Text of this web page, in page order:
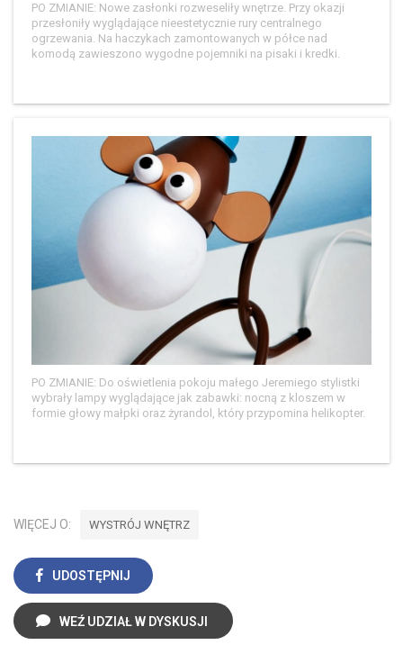
PO ZMIANIE: Nowe zasłonki rozweseliły wnętrze. Przy okazji
przesłoniły wyglądające nieestetycznie rury centralnego
ogrzewania. Na haczykach zamontowanych w półce nad
komodą zawieszono wygodne pojemniki na pisaki i kredki.
PO ZMIANIE: Do oświetlenia pokoju małego Jeremiego stylistki
wybrały lampy wyglądające jak zabawki: nocną z kloszem w
formie głowy małpki oraz żyrandol, który przypomina helikopter.
WIĘCEJ O: WYSTRÓJ WNĘTRZ
UDOSTĘPNIJ
WEŹ UDZIAŁ W DYSKUSJI